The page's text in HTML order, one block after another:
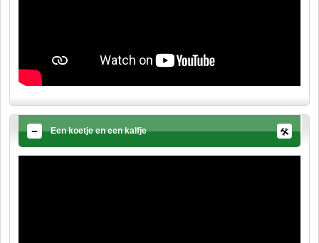
Een koetje en een kalfje